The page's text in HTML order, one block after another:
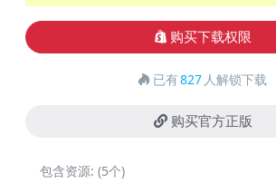
购买下载权限
已有827 人解锁下载
购买官方正版
包含资源: (5个)